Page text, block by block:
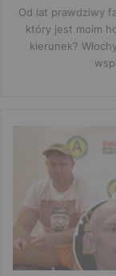
Od lat prawdziwy
który jest moim
kierunek?